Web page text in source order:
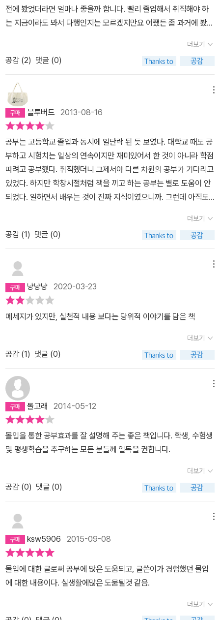
윤경 작가의 책에서 소개된 경험담이다.) '저는 올해 소설을 쓰다가
굉장히 색다르고 신기한 체험을 했습니다. 다소 당황스럽기도 하고
신이 나기도 해서 저의 이야기를 친목카페에 올렸더니, 한 친구가 교
수님의 책을 읽어보라고 권하더라고요. 첫 페이지에서부터 짜릿한 전
겄이 바로 '몰입' 체험이었다는 걸 선생님의 책을 보고 알았습니다. 이
전까지는 일중독인가, 조울증인가, 별별 생각을 다 하고 있었습니다.
2011년 6월에서 8월까지 꽉 채운 3개월 동안 몰입 상태로 살았고요.
그 기간 두 권의 장편소설을 끝냈습니다. 지금은 몰입 상태에서 빠져
나와서 일상적인 열중 상태로 지내고 있습니다. 열중과 몰입은 너무
나 다른 상태라는 걸 잘 알고 있습니다. 2011년 여름, 석 달의 경험은
제 인생에 이정표적인 사건이었습니다. 보통 요즘 출간되는 장편소설
의 불량이 원고지 800~1,000매 정도입니다. 제가 일상생활 속에서
느리게 책을 쓸 때면 1,000매 정도의 초고를 6개월에 걸쳐서 쓰곤 했
에 이르기까지 1~2개월 더 걸리는 게 보통이었습니다. 하지만 석 달
동안의 몰입 상태에서 저는 2,300매에 달하는 두 권의 장편소설을
수정까지 완벽하게 끝냈습니다. 머릿속에서 미친 듯이 아이디어가 쏟
아지고 이야기가 전개되어서 마치 바가지를 들고 폭포수를 받는 기분
이었습니다. 보통 초고 단계의 원고는 상당히 거칠어서 오랫동안 공
들여서 수정하고 다듬어야 하는데, 몰입해서 쓴 원고는 2~3차 수정
을 거친 것 만큼 상태가 이미 매끄러운 것도 특징입니다. 거의 손질이
필요 없는 부분이 만았습니다. 그 외 제가 경험했던 몰입의 일반적인
보면 1시, 다시 시계 보면 4시. 그사이에 시간이 흘렀다는 걸 인식하
지 못함. ● 주변에서 일어나는 일을 모름(제 작업공간은 집의 거실입
니다. 옆에서 가족들이 TV를 보는지 자는지 샤워하는지 그냥 모릅니
다. 말을 걸어도 엉뚱하게 답한답니다). ● 이전까지 문제없었던 일상
생활이 몹시 짜증스럽고 생각에만 집중하고 싶음(일상생활을 동한시
한 나머지 두 달 동안 모든 공과금을 연체했고 남편의 급여통장에서
이체를 안 해서 제 통장은 부도 일보 직전이었습니다). ● 정신이 다
이아몬드처럼 쨍하게 한없이 투명해지는 기분. ● 끊임없이 아이디어
가 쏟아져서 도저히 일을 놓을 수가 없음. ● 한참 집중하고 있는데 피
치 못하게 일을 중단하고 사람들을 만나면, 일생각에서 벗어나지 못
해 눈앞에 난수표가 쏟아지듯 화제에 집중하지 못하고 몹시 불안해
을 정리한 후 자료서적을 읽으면 머리가 바싹 마른 스펀지처럼 지식
을 쫙 빨아들이는 느낌. (단편적이 한가지의 사례만 보더라도 황농문
교수가 말하는 '몰입'이라는 것은 굉장히 대단한 것 같다.) 몰입 체험
을 경험한 사람들은 평생 잊지 못할 경험이라고 말한다. 이는 몰입 체
험이 그것을 절실히 지속적으로 추구할 때 몰입을 경험한다는 것이
가지 있는데, 몰입능력은 학벌이나 성적과는 상관이 없다라는 것이
전에 봤었더라면 얼마나 좋을까 합니다. 빨리 졸업해서 취직해야 하
는 지금이라도 봐서 다행인지는 모르겠지만요 어쨌든 좀 과거에 봤더
대해서는 지인을 통햐 추천을 받아서 알게 되었고 조금 어떠한 책이
다라는 것을 알고 있는상태에서 약 3~4주 후에 읽게 된 책입니다.전
기사공부를 하면서도 하루에 7~8시간 적으면 5시간 많으면 10시간
을 해왔고 자격증을 많이 얻었습니다 그러면서 공부를 참 많이 하는
구나하면서 저 스스로 뿌듯했었습니다 그러다 대학 졸업을 앞두고 계
속해서 피해왔던 토익공부를 대학교 4학년 2학기 졸업을 앞두고 반
학기 휴학을 낸 상태에서 시작하였습니다 중학교 3학년 이후로 본적
도 없던 영어공부를 하려니 정말 하기싫다라는 생각이 가장 많이 든
거같습니다 그리고 공부양도 적으면 3~4시간 많아야 7시간정도 독
서실에 틀어박혀 보는데 그이상은 너무 괴롭다는 느낌이었습니다 그
렇게 어영부영 대충 공부를 하다가 최근에 토익시험을 한번 쳐보았고
점수는 아직 안나왔지만 결과는 대충 망했다라는 생각뿐이더군요 그
러다 추천을 받은 이 책을 한번 읽어보고 다시 공부계획을 세우려고
하였습니다 근데 이 책을 보고 나서 느낀건 참으로 내가 공부하는 방
더군요(저도 공대생이라 학과공부라던가 자격증관련 공부에서는 이
책에 나온 몰입을 조금이나마 경험한거같음)그런데 부록에 영어 공부
에 대한 몰입이 제가 잘 실천이 될지 잘 모르겠습니다
더보기
공감 (2) 댓글 (0)
블루버드 2013-08-16
공부는 고등학교 졸업과 동시에 일단락 된 듯 보였다. 대학교 때도 공
부하고 시험치는 일상의 연속이지만 재미있어서 한 것이 아니라 학점
따려고 공부했다. 취직했더니 그제서야 다른 차원의 공부가 기다리고
있었다. 하지만 학창시절처럼 책을 끼고 하는 공부는 별로 도움이 안
되었다. 일하면서 배우는 것이 진짜 지식이였으니까. 그런데 아직도
가장 후회되는 일은 대학시절 이런 공부의 즐거움을 모른채 4년을 보
냈다는 사실이다. 이 책에는 저자의 전문 분야인 몰입에 대한 이야기
도 나오지만 중요한 포인트는 '공부, 즐겁게 하자'라고 생각된다. 그동
안 창의성에 대한 책을 많이 읽었다. 하지만 여전히 창의성이라는 쉽
의 '공부하는 힘'에서 드디어 조금은 진보하고 정리된, 더 구체적인 창
의성에 대한 정의를 만날 수 있었다. '창의성은 강의를 들어서 습득될
수 있는 것이 아니고 적절한 경험을 반복함으로써 체화된다는 점에서
외현기억보다는 암묵기억에 더 가깝다. 간혹 이 능력이 뛰어난 사람
들이 있는데 이들을 '창의적인 인재'라고 부른다.' P.087 일의 특성
하는 사람이다. 사실 이런 사실조차 사람들이 간과하는 경우가 대부
분이다. 관심을 가지고 관찰해보면 잡다한 지식의 조각을 아는 것은
중요하지 않다. 어떤 문제에 대해 창의적인 해석과 해결을 할 수 있는
가가 가장 중요하고 이런 능력을 가진 인재는 무척 드물다. 토익점수
니 학점, 일명 스펙이라 부르는 그 모든 것들이 왜 필요한지 의문이 든
다. 기업에서 사람을 판단하는 객관적인 기준이 없기 때문이라는 것
지식이 전혀 다르다는 말은 대학 졸업 때까지 창의성을 기를 기회가
없다는 말과 같다. 한국사람에게 부족하다는 창의성은 기존 교육과
스펙을 중시하는 사회 분위기와 무관하지 않다. '문제해결능력, 창의
력과 도전정신을 발달시키는 데 있어 초중고 및 대학 과정의 미지의
수학이나 과학 문제를 푸는 것이 연구활동보다 훨씬 더 효과적일 수
있다. ... 결국 석 박사 학위를 받더라도 평생 두뇌가동률을 별로 높이
지 못한 채 살아가게 되어 진정한 의미에서의 고급 인력이 될 수 없
다.' P.150 직장인들도 대학원 진학을 많이 하는데 그 중에 몇 명이
진정한 학문의 탐구를 위해 대학원에 진학하는지 궁금하다. 학창시절
관념에 파묻혀 있다. 진정한 고급 인력이 되기 위해서 필요한 것은 학
더보기
공감 (1) 댓글 (0)
냥냥냥 2020-03-23
메세지가 있지만, 실천적 내용 보다는 당위적 이야기를 담은 책
더보기
공감 (1) 댓글 (0)
돌고래 2014-05-12
몰입을 통한 공부효과를 잘 설명해 주는 좋은 책입니다. 학생, 수험생
및 평생학습을 추구하는 모든 분들께 일독을 권합니다.
더보기
공감 (0) 댓글 (0)
ksw5906 2015-09-08
몰입에 대한 글로써 공부에 많은 도움되고, 글쓴이가 경험했던 몰입
에 대한 내용이다. 실생활에많은 도뭄될것 같음.
더보기